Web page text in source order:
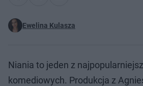
Ewelina Kulasza
Niania to jeden z
komediowych. Produkcja z